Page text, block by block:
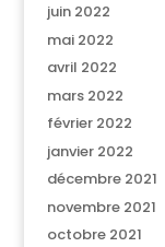
juin 2022
mai 2022
avril 2022
mars 2022
février 2022
janvier 2022
décembre 2021
novembre 2021
octobre 2021